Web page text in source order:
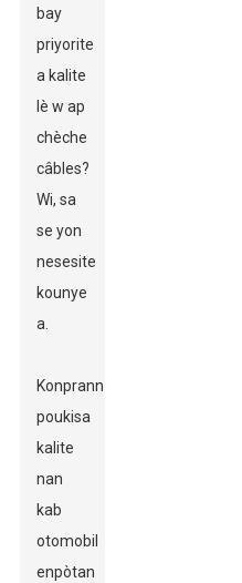
bay
priyorite
a kalite
lè w ap
chèche
câbles?
Wi, sa
se yon
nesesite
kounye
a.
Konprann
poukisa
kalite
nan
kab
otomobil
enpòtan